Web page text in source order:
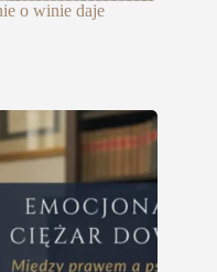
o winie daje